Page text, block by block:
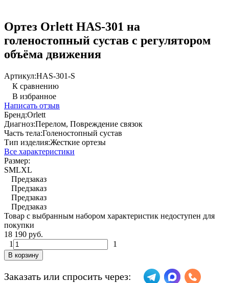
Ортез Orlett HAS-301 на
голеностопный сустав с регулятором
объёма движения
Артикул:HAS-301-S
К сравнению
В избранное
Написать отзыв
Бренд:Orlett
Диагноз:Перелом, Повреждение связок
Часть тела:Голеностопный сустав
Тип изделия:Жесткие ортезы
Все характеристики
Размер:
SMLXL
Предзаказ
Предзаказ
Предзаказ
Предзаказ
Товар с выбранным набором характеристик недоступен для
покупки
18 190 руб.
1
1
В корзину
Заказать или спросить через: